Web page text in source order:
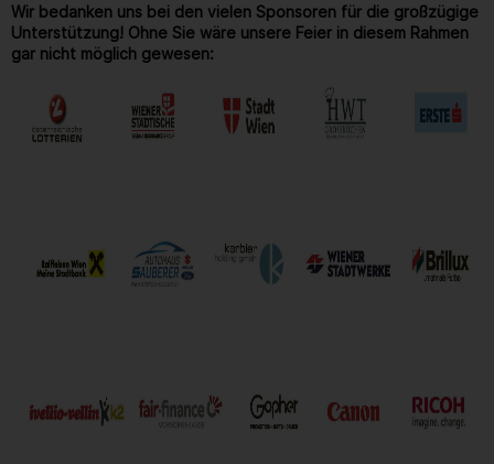
Wir bedanken uns bei den vielen Sponsoren für die großzügige
Unterstützung! Ohne Sie wäre unsere Feier in diesem Rahmen
gar nicht möglich gewesen: